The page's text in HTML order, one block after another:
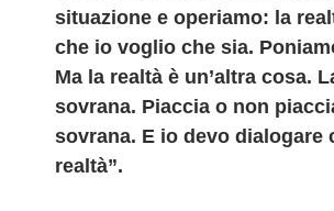
situazione e operiamo: la
che io voglio che sia.
Ma la realtà è un’altra cosa.
sovrana. Piaccia o non
sovrana. E io devo dialogare
realtà”.